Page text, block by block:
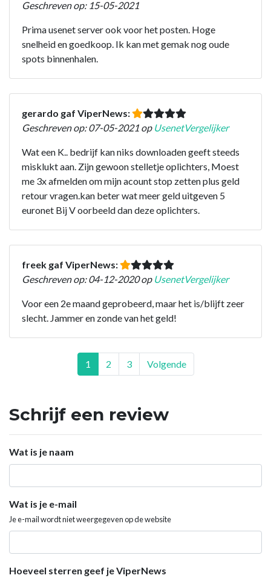
Geschreven op: 15-05-2021
Prima usenet server ook voor het posten. Hoge
snelheid en goedkoop. Ik kan met gemak nog oude
spots binnenhalen.
gerardo gaf ViperNews:
Geschreven op: 07-05-2021 op UsenetVergelijker
Wat een K.. bedrijf kan niks downloaden geeft steeds
misklukt aan. Zijn gewoon stelletje oplichters, Moest
me 3x afmelden om mijn acount stop zetten plus geld
retour vragen.kan beter wat meer geld uitgeven 5
euronet Bij V oorbeeld dan deze oplichters.
freek gaf ViperNews:
Geschreven op: 04-12-2020 op UsenetVergelijker
Voor een 2e maand geprobeerd, maar het is/blijft zeer
slecht. Jammer en zonde van het geld!
1 2 3 Volgende
Schrijf een review
Wat is je naam
Wat is je e-mail
Je e-mail wordt niet weergegeven op de website
Hoeveel sterren geef je ViperNews